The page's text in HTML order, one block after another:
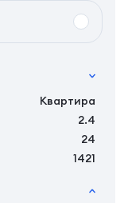
Квартира
2.4
24
1421